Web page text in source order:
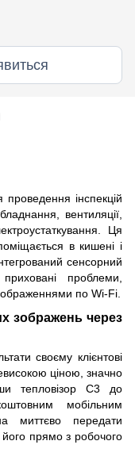
інспекцій
вентиляції,
Ця
в кишені і
сенсорний
проблеми,
по Wi-Fi.
зображень через
своєму клієнтові
ціною, значно
тепловізор C3 до
мобільним
миттєво передати
його прямо з робочого